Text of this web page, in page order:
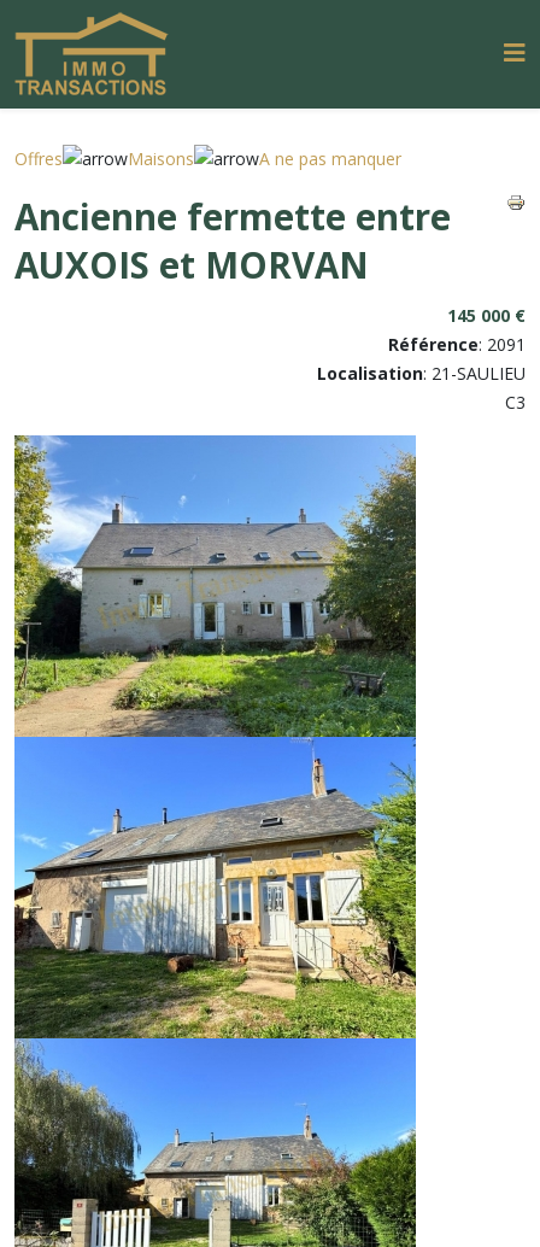
Offres Maisons A ne pas manquer
Ancienne fermette entre
AUXOIS et MORVAN
145 000 €
Référence: 2091
Localisation: 21-SAULIEU
C3